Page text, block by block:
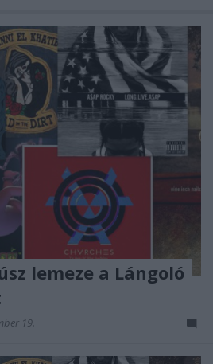
lemeze a Lángoló
19.